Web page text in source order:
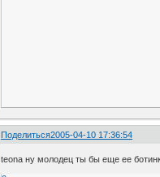
Поделиться2005-04-10 17:36:54
teona ну молодец ты бы еще ее